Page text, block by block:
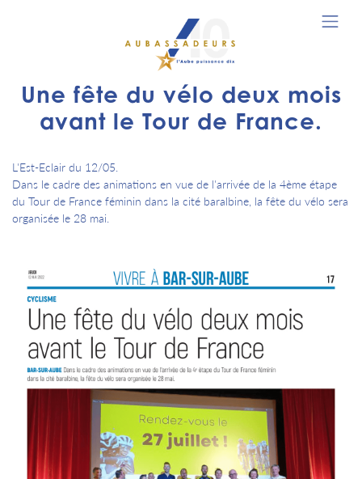
Une fête du vélo deux mois
avant le Tour de France.
L'Est-Eclair du 12/05.
Dans le cadre des animations en vue de l'arrivée de la 4ème étape
du Tour de France féminin dans la cité baralbine, la fête du vélo sera
organisée le 28 mai.